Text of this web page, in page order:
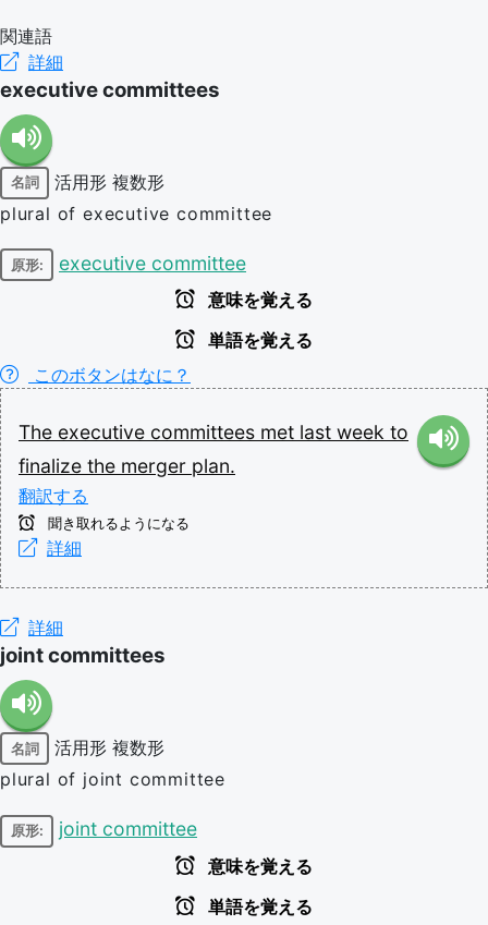
関連語
詳細
executive committees
名詞 活用形 複数形
plural of executive committee
原形: executive committee
意味を覚える
単語を覚える
このボタンはなに？
The executive committees met last week to
finalize the merger plan.
翻訳する
聞き取れるようになる
詳細
詳細
joint committees
名詞 活用形 複数形
plural of joint committee
原形: joint committee
意味を覚える
単語を覚える